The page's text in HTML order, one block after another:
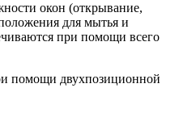
окон (открывание,
для мытья и
при помощи всего
помощи двухпозиционной